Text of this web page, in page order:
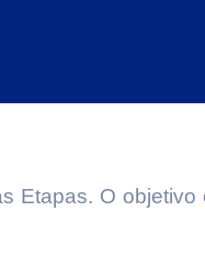
Etapas. O objetivo